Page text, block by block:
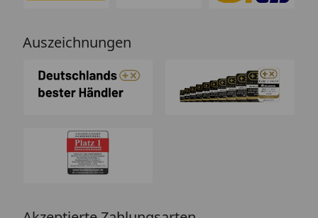
Auszeichnungen